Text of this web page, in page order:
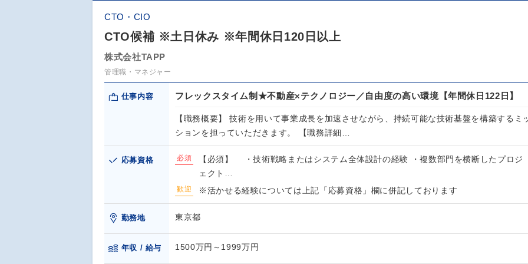
CTO・CIO
CTO候補 ※土日休み ※年間休日120日以上
株式会社TAPP
管理職・マネジャー
仕事内容 フレックスタイム制★不動産×テクノロジー／自由度の高い環境【年間休日122日】
【職務概要】 技術を用いて事業成長を加速させながら、持続可能な技術基盤を構築するミ
ションを担っていただきます。 【職務詳細…
応募資格 必須
【必須】 ・技術戦略またはシステム全体設計の経験 ・複数部門を横断したプロジ
ェクト…
歓迎 ※活かせる経験については上記「応募資格」欄に併記しております
勤務地 東京都
年収 / 給与 1500万円～1999万円